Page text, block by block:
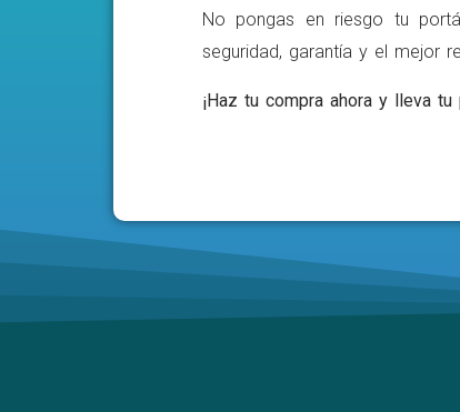
No pongas en riesgo tu
seguridad, garantía y el mejor
¡Haz tu compra ahora y lleva